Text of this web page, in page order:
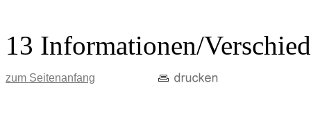
13 Informationen/
zum Seitenanfang